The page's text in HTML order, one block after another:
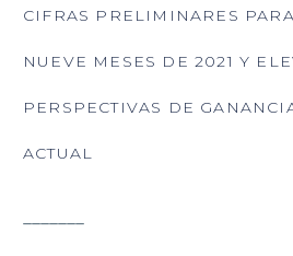
CIFRAS PRELIMINARES
NUEVE MESES DE 2021 Y
PERSPECTIVAS DE
ACTUAL